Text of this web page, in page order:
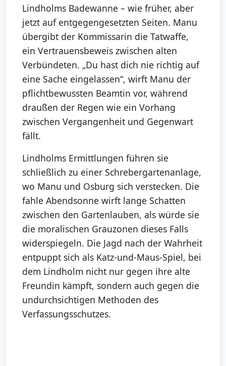
Lindholms Badewanne – wie früher, aber
jetzt auf entgegengesetzten Seiten. Manu
übergibt der Kommissarin die Tatwaffe,
ein Vertrauensbeweis zwischen alten
Verbündeten. „Du hast dich nie richtig auf
eine Sache eingelassen“, wirft Manu der
pflichtbewussten Beamtin vor, während
draußen der Regen wie ein Vorhang
zwischen Vergangenheit und Gegenwart
fällt.
Lindholms Ermittlungen führen sie
schließlich zu einer Schrebergartenanlage,
wo Manu und Osburg sich verstecken. Die
fahle Abendsonne wirft lange Schatten
zwischen den Gartenlauben, als würde sie
die moralischen Grauzonen dieses Falls
widerspiegeln. Die Jagd nach der Wahrheit
entpuppt sich als Katz-und-Maus-Spiel, bei
dem Lindholm nicht nur gegen ihre alte
Freundin kämpft, sondern auch gegen die
undurchsichtigen Methoden des
Verfassungsschutzes.